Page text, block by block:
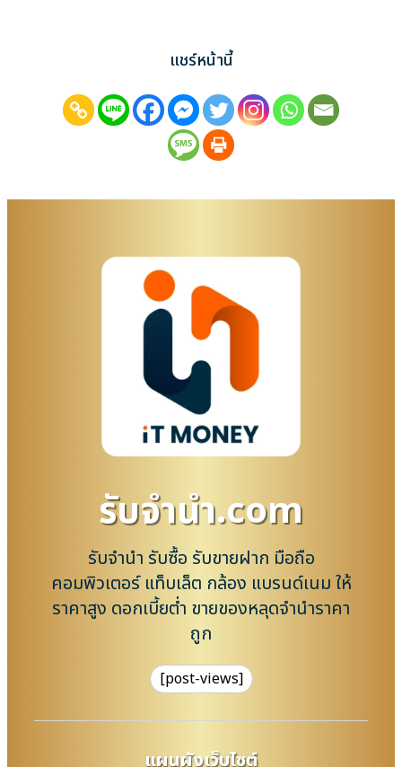
แชร์หน้านี้
รับจํานํา.com
รับจำนำ รับซื้อ รับขายฝาก มือถือ
คอมพิวเตอร์ แท็บเล็ต กล้อง แบรนด์เนม ให้
ราคาสูง ดอกเบี้ยต่ำ ขายของหลุดจำนำราคา
ถูก
[post-views]
แผนผังเว็บไซต์